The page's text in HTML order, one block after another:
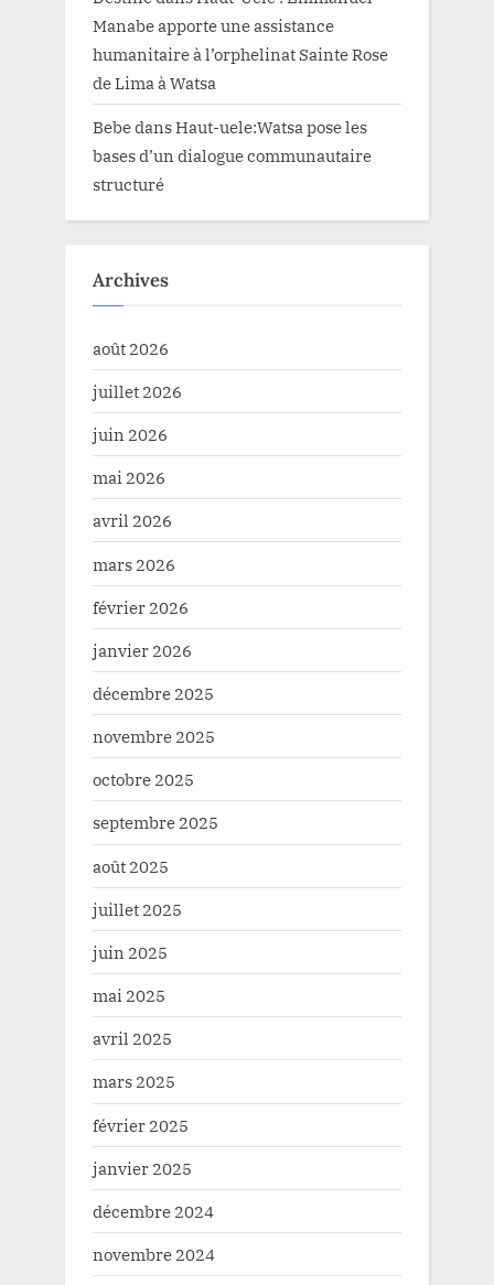
Manabe apporte une assistance
humanitaire à l’orphelinat Sainte Rose
de Lima à Watsa
BebedansHaut-uele:Watsa pose les
bases d’un dialogue communautaire
structuré
Archives
août 2026
juillet 2026
juin 2026
mai 2026
avril 2026
mars 2026
février 2026
janvier 2026
décembre 2025
novembre 2025
octobre 2025
septembre 2025
août 2025
juillet 2025
juin 2025
mai 2025
avril 2025
mars 2025
février 2025
janvier 2025
décembre 2024
novembre 2024